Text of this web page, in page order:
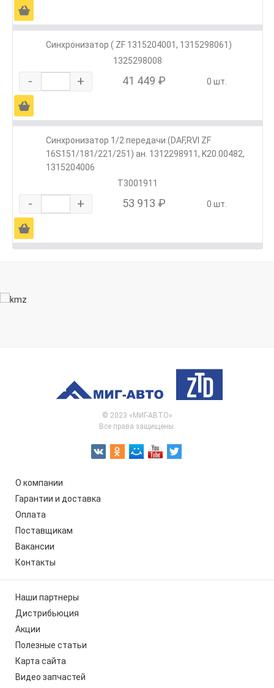
Ä
Синхронизатор ( ZF 1315204001, 1315298061)
1325298008
- + 41 449 ₽ 0 шт.
Ä
Синхронизатор 1/2 передачи (DAF,RVI ZF
16S151/181/221/251) ан. 1312298911, K20.00482,
1315204006
T3001911
- + 53 913 ₽ 0 шт.
Ä
© 2023 «МИГ-АВТО»
Все права защищены.
О компании
Гарантии и доставка
Оплата
Поставщикам
Вакансии
Контакты
Наши партнеры
Дистрибьюция
Акции
Полезные статьи
Карта сайта
Видео запчастей